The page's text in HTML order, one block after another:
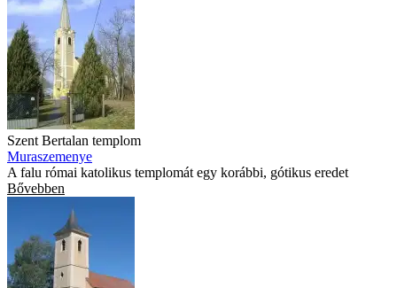
Szent Bertalan templom
Muraszemenye
A falu római katolikus templomát egy korábbi, gótikus eredet
Bővebben